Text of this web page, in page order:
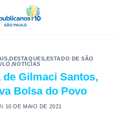
,DESTAQUES,ESTADO DE SÃO
,NOTÍCIAS
de Gilmaci Santos,
Bolsa do Povo
10 DE MAIO DE 2021